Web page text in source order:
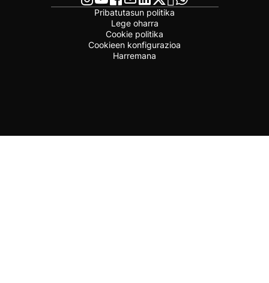
Pribatutasun politika
Lege oharra
Cookie politika
Cookieen konfigurazioa
Harremana